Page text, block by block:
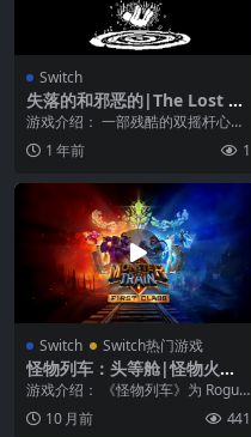
Switch
失落的和邪恶的|The Lost an
d The Wicked
游戏介绍： 一部残酷的双摇杆心理
恐怖片。在一次沉船事故后，你在
一个邪恶的世界中醒...
1 年前 1
Switch Switch热门游戏
怪物列车‎‎：头等舱|怪物火
车：头等舱|Monster Train:
游戏介绍： 《怪物列车》为 Roguel
ike 卡组构筑玩法带来了全新的策略
层次...10 月前 441